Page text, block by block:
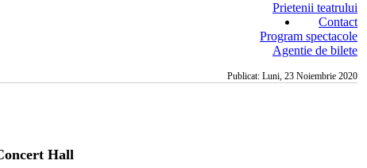
Prietenii teatrului
Contact
Program spectacole
Agentie de bilete
Publicat: Luni, 23 Noiembrie 2020
Hall